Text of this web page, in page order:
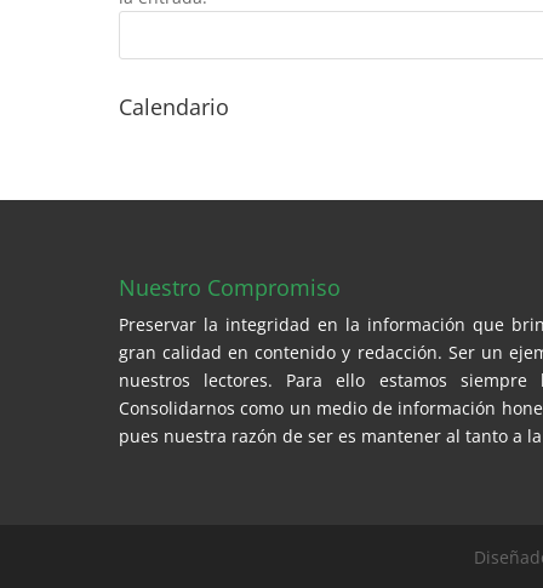
Calendario
Nuestro Compromiso
Preservar la integridad en la información que
gran calidad en contenido y redacción. Ser un
nuestros lectores. Para ello estamos
Consolidarnos como un medio de información
pues nuestra razón de ser es mantener al tanto a